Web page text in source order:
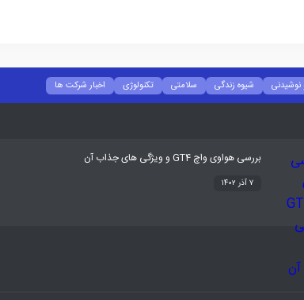
نوشیدنی شیوه زندگی سلامتی تکنولوژی اخبار شرکت ها
بررسی هواوی واچ GT4 و ویژگی های جذاب آن
۷ آذر ۱۴۰۲